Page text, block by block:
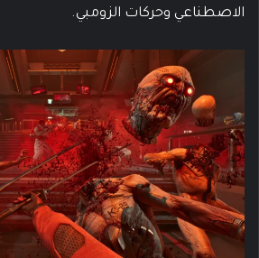
الاصطناعي وحركات الزومبي.